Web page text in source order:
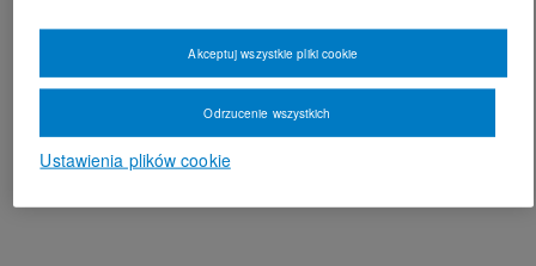
Ustawienia plików cookie
Odrzucenie wszystkich
Akceptuj wszystkie pliki cookie